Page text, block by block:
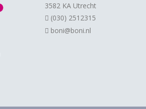
3582 KA Utrecht
(030) 2512315
boni@boni.nl